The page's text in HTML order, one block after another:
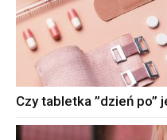
Czy tabletka ”dzień po”